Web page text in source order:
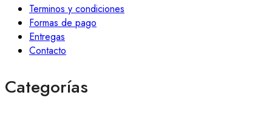
Terminos y condiciones
Formas de pago
Entregas
Contacto
Categorías